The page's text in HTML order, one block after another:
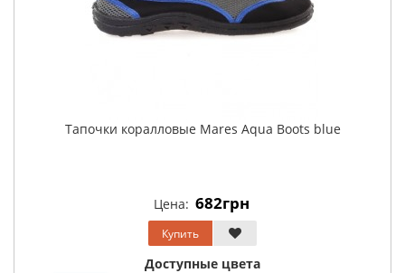
Тапочки коралловые Mares Aqua Boots blue
Цена: 682грн
Купить
Доступные цвета